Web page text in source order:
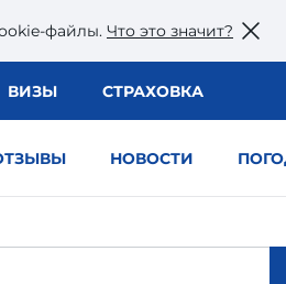
файлы. Что это значит?
ВИЗЫ СТРАХОВКА
НОВОСТИ